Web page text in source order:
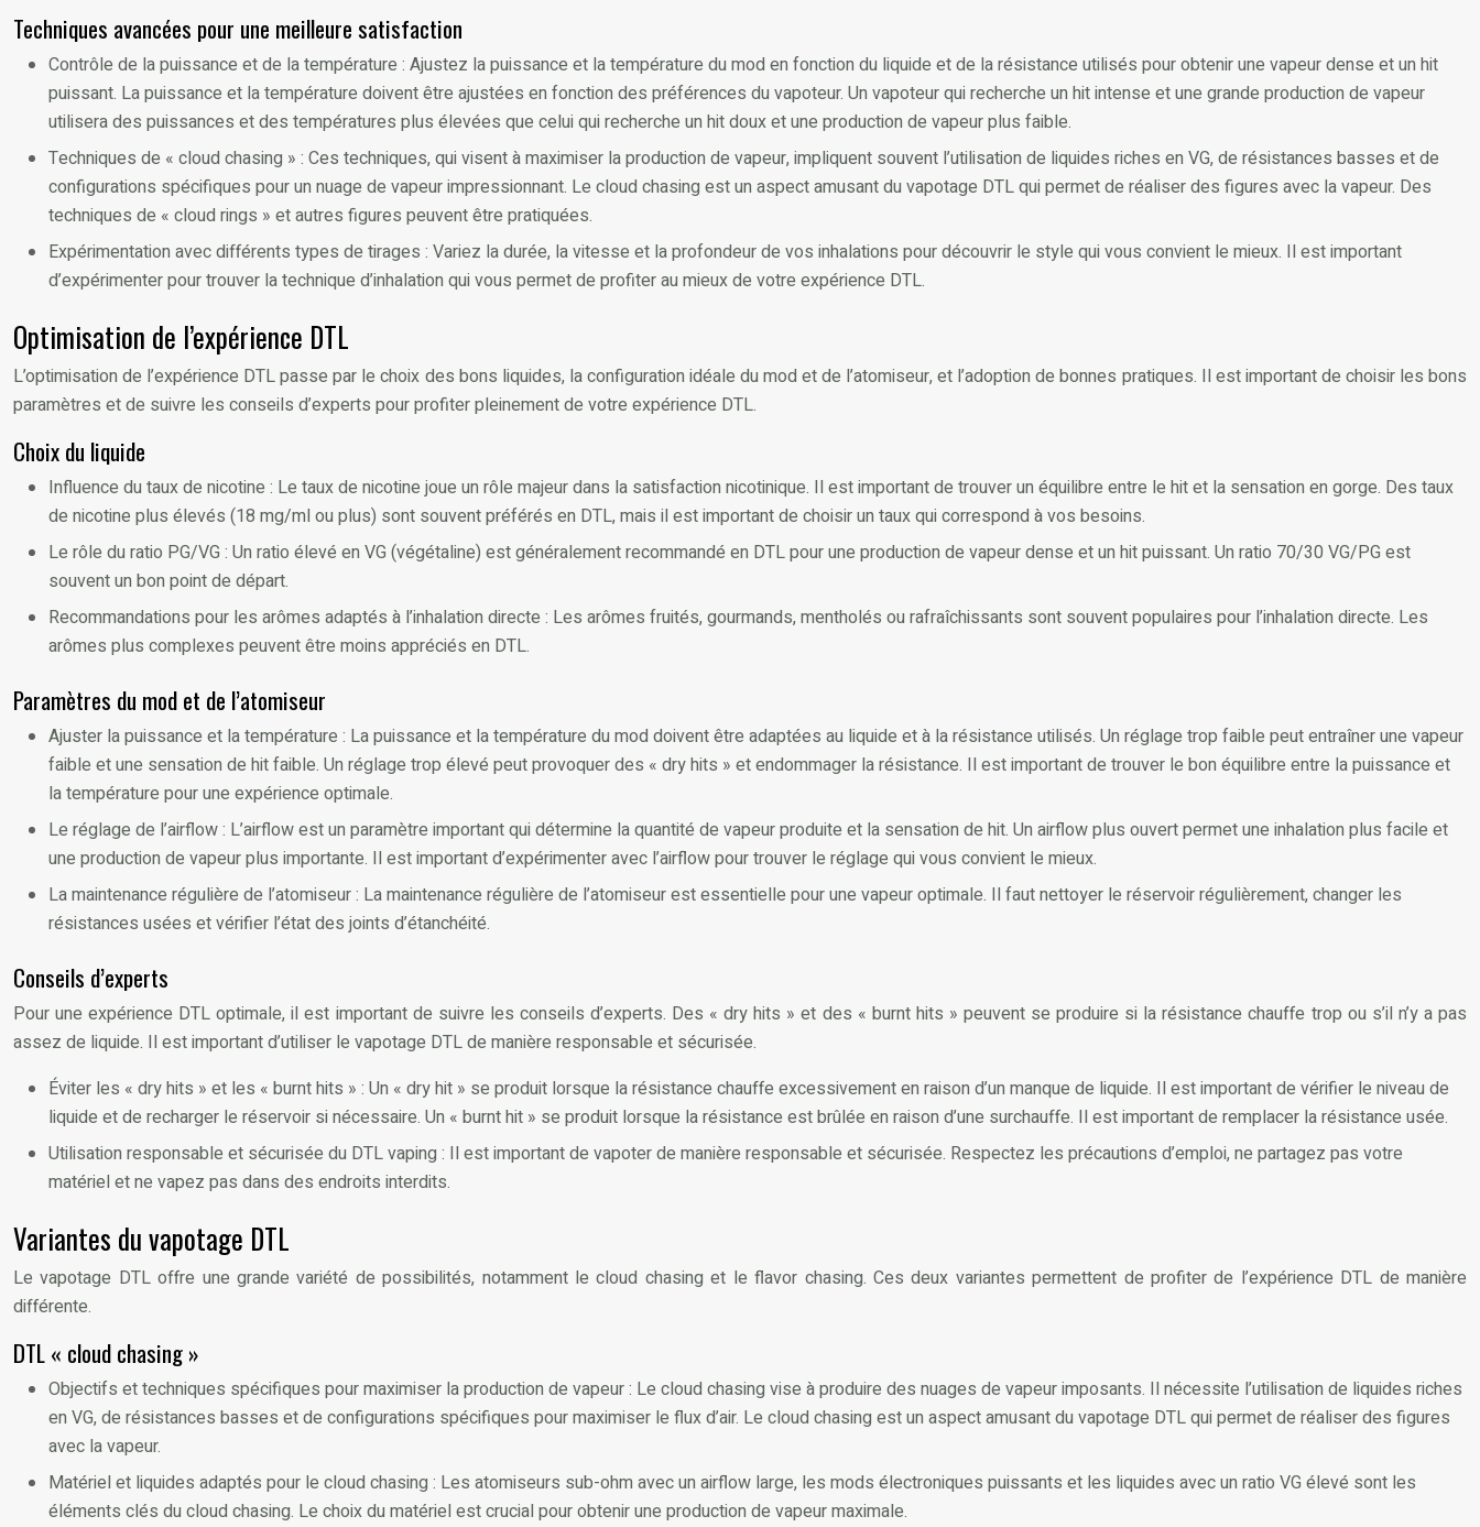
Techniques avancées pour une meilleure satisfaction
Contrôle de la puissance et de la température : Ajustez la puissance et la température du mod en fonction du liquide et de la résistance utilisés pour obtenir une vapeur dense et un hit
puissant. La puissance et la température doivent être ajustées en fonction des préférences du vapoteur. Un vapoteur qui recherche un hit intense et une grande production de vapeur
utilisera des puissances et des températures plus élevées que celui qui recherche un hit doux et une production de vapeur plus faible.
Techniques de « cloud chasing » : Ces techniques, qui visent à maximiser la production de vapeur, impliquent souvent l’utilisation de liquides riches en VG, de résistances basses et de
configurations spécifiques pour un nuage de vapeur impressionnant. Le cloud chasing est un aspect amusant du vapotage DTL qui permet de réaliser des figures avec la vapeur. Des
techniques de « cloud rings » et autres figures peuvent être pratiquées.
Expérimentation avec différents types de tirages : Variez la durée, la vitesse et la profondeur de vos inhalations pour découvrir le style qui vous convient le mieux. Il est important
d’expérimenter pour trouver la technique d’inhalation qui vous permet de profiter au mieux de votre expérience DTL.
Optimisation de l’expérience DTL
L’optimisation de l’expérience DTL passe par le choix des bons liquides, la configuration idéale du mod et de l’atomiseur, et l’adoption de bonnes pratiques. Il est important de choisir les bons
paramètres et de suivre les conseils d’experts pour profiter pleinement de votre expérience DTL.
Choix du liquide
Influence du taux de nicotine : Le taux de nicotine joue un rôle majeur dans la satisfaction nicotinique. Il est important de trouver un équilibre entre le hit et la sensation en gorge. Des taux
de nicotine plus élevés (18 mg/ml ou plus) sont souvent préférés en DTL, mais il est important de choisir un taux qui correspond à vos besoins.
Le rôle du ratio PG/VG : Un ratio élevé en VG (végétaline) est généralement recommandé en DTL pour une production de vapeur dense et un hit puissant. Un ratio 70/30 VG/PG est
souvent un bon point de départ.
Recommandations pour les arômes adaptés à l’inhalation directe : Les arômes fruités, gourmands, mentholés ou rafraîchissants sont souvent populaires pour l’inhalation directe. Les
arômes plus complexes peuvent être moins appréciés en DTL.
Paramètres du mod et de l’atomiseur
Ajuster la puissance et la température : La puissance et la température du mod doivent être adaptées au liquide et à la résistance utilisés. Un réglage trop faible peut entraîner une vapeur
faible et une sensation de hit faible. Un réglage trop élevé peut provoquer des « dry hits » et endommager la résistance. Il est important de trouver le bon équilibre entre la puissance et
la température pour une expérience optimale.
Le réglage de l’airflow : L’airflow est un paramètre important qui détermine la quantité de vapeur produite et la sensation de hit. Un airflow plus ouvert permet une inhalation plus facile et
une production de vapeur plus importante. Il est important d’expérimenter avec l’airflow pour trouver le réglage qui vous convient le mieux.
La maintenance régulière de l’atomiseur : La maintenance régulière de l’atomiseur est essentielle pour une vapeur optimale. Il faut nettoyer le réservoir régulièrement, changer les
résistances usées et vérifier l’état des joints d’étanchéité.
Conseils d’experts
Pour une expérience DTL optimale, il est important de suivre les conseils d’experts. Des « dry hits » et des « burnt hits » peuvent se produire si la résistance chauffe trop ou s’il n’y a pas
assez de liquide. Il est important d’utiliser le vapotage DTL de manière responsable et sécurisée.
Éviter les « dry hits » et les « burnt hits » : Un « dry hit » se produit lorsque la résistance chauffe excessivement en raison d’un manque de liquide. Il est important de vérifier le niveau de
liquide et de recharger le réservoir si nécessaire. Un « burnt hit » se produit lorsque la résistance est brûlée en raison d’une surchauffe. Il est important de remplacer la résistance usée.
Utilisation responsable et sécurisée du DTL vaping : Il est important de vapoter de manière responsable et sécurisée. Respectez les précautions d’emploi, ne partagez pas votre
matériel et ne vapez pas dans des endroits interdits.
Variantes du vapotage DTL
Le vapotage DTL offre une grande variété de possibilités, notamment le cloud chasing et le flavor chasing. Ces deux variantes permettent de profiter de l’expérience DTL de manière
différente.
DTL « cloud chasing »
Objectifs et techniques spécifiques pour maximiser la production de vapeur : Le cloud chasing vise à produire des nuages de vapeur imposants. Il nécessite l’utilisation de liquides riches
en VG, de résistances basses et de configurations spécifiques pour maximiser le flux d’air. Le cloud chasing est un aspect amusant du vapotage DTL qui permet de réaliser des figures
avec la vapeur.
Matériel et liquides adaptés pour le cloud chasing : Les atomiseurs sub-ohm avec un airflow large, les mods électroniques puissants et les liquides avec un ratio VG élevé sont les
éléments clés du cloud chasing. Le choix du matériel est crucial pour obtenir une production de vapeur maximale.